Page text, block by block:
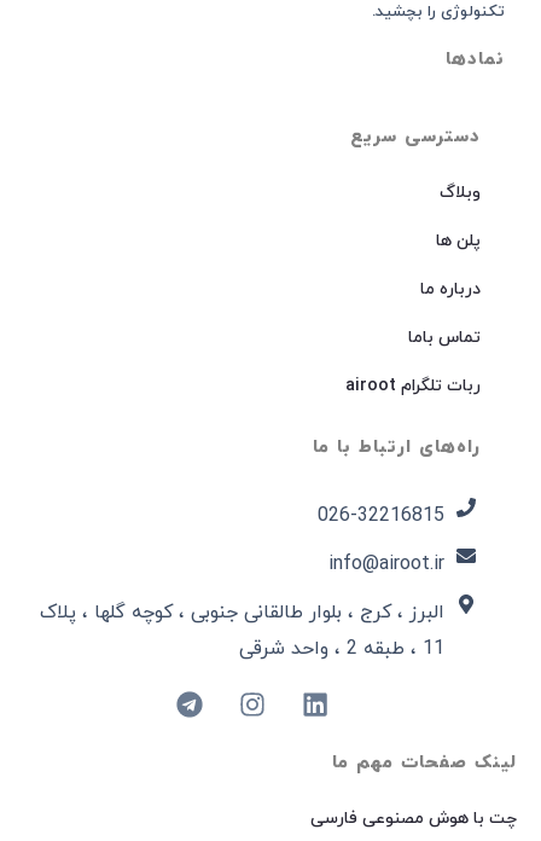
لینک صفحات مهم ما
چت با هوش مصنوعی فارسی
دسترسی سریع
وبلاگ
پلن ها
درباره ما
تماس باما
ربات تلگرام airoot
راه‌های ارتباط با ما
026-32216815​
info@airoot.ir
البرز ، کرج ، بلوار طالقانی جنوبی ، کوچه گلها ، پلاک
11 ، طبقه 2 ، واحد شرقی
تکنولوژی را بچشید.
نمادها